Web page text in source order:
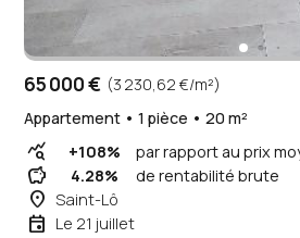
65 000 € (3 230,62 €/m²)
Appartement • 1 pièce • 20 m²
query_stats +108% par rapport au prix
savings 4.28% de rentabilité brute
place Saint-Lô
event Le 21 juillet